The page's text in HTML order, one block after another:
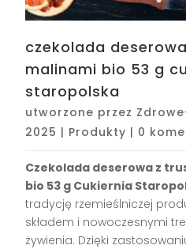
czekolada
malinami bio 53 g
staropolska
utworzone przez
2025 | Produkty | 0
Czekolada deserowa z
bio 53 g Cukiernia
tradycję rzemieślniczej
składem i nowoczesnymi
żywienia. Dzięki